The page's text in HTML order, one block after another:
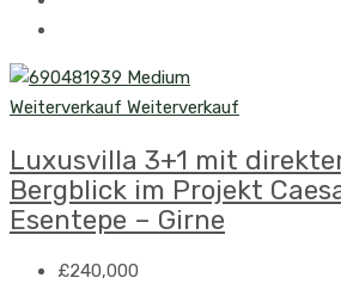
Weiterverkauf Weiterverkauf
Luxusvilla 3+1 mit
Bergblick im Projekt
Esentepe – Girne
£240,000